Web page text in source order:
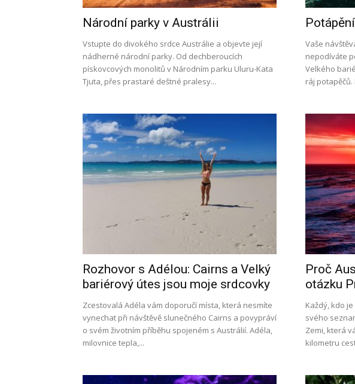
práce
Národní parky v Austrálii
Vstupte do divokého srdce Austrálie a objevte její
nádherné národní parky. Od dechberoucích
pískovcových monolitů v Národním parku Uluru-Kata
Tjuta, přes prastaré deštné pralesy...
Vaše
nepodíváte
Velkého
ráj potapěčů.
Rozhovor s Adélou: Cairns a Velký
bariérový útes jsou moje srdcovky
Zcestovalá Adéla vám doporučí místa, která nesmíte
vynechat při návštěvě slunečného Cairns a povypráví
o svém životním příběhu spojeném s Austrálií. Adéla,
milovnice tepla,...
Proč
otázku
Každý, kdo
svého
Zemi, která
kilometru